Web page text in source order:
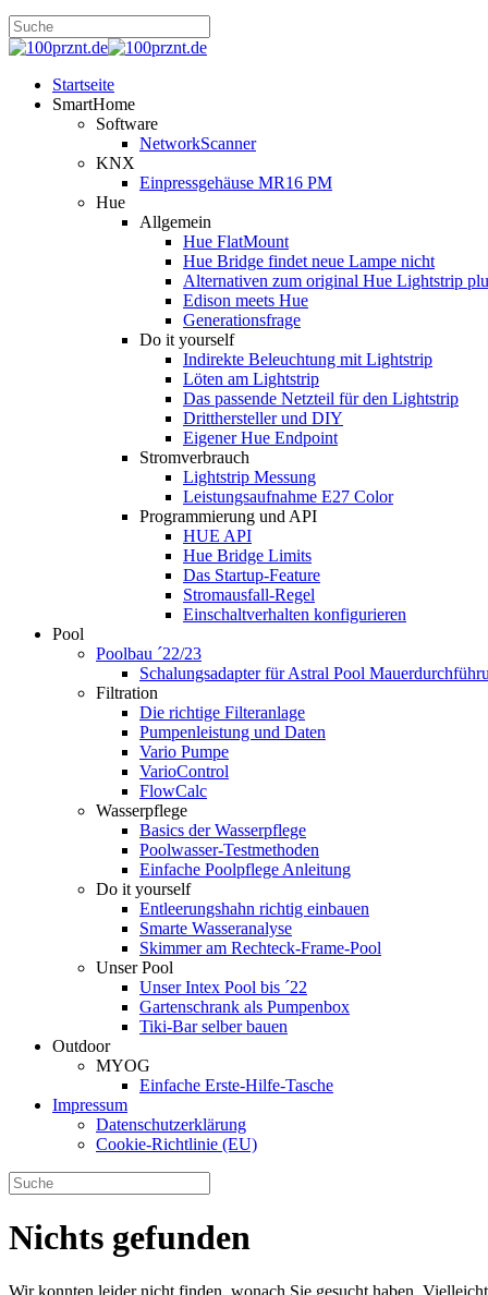
Startseite
SmartHome
Software
NetworkScanner
KNX
Einpressgehäuse MR16 PM
Hue
Allgemein
Hue FlatMount
Hue Bridge findet neue Lampe nicht
Alternativen zum original Hue Lightstrip
Edison meets Hue
Generationsfrage
Do it yourself
Indirekte Beleuchtung mit Lightstrip
Löten am Lightstrip
Das passende Netzteil für den Lightstrip
Dritthersteller und DIY
Eigener Hue Endpoint
Stromverbrauch
Lightstrip Messung
Leistungsaufnahme E27 Color
Programmierung und API
HUE API
Hue Bridge Limits
Das Startup-Feature
Stromausfall-Regel
Einschaltverhalten konfigurieren
Pool
Poolbau ´22/23
Schalungs­adapter für Astral Pool
Filtration
Die richtige Filter­anlage
Pumpenleistung und Daten
Vario Pumpe
Vario­Control
FlowCalc
Wasserpflege
Basics der Wasserpflege
Poolwasser-Testmethoden
Einfache Poolpflege Anleitung
Do it yourself
Ent­leerungs­hahn richtig einbauen
Smarte Wasseranalyse
Skimmer am Rechteck-Frame-Pool
Unser Pool
Unser Intex Pool bis ´22
Gartenschrank als Pumpenbox
Tiki-Bar selber bauen
Outdoor
MYOG
Einfache Erste-Hilfe-Tasche
Impressum
Datenschutzerklärung
Cookie-Richtlinie (EU)
Nichts gefunden
Wir konnten leider nicht finden, wonach Sie gesucht haben.